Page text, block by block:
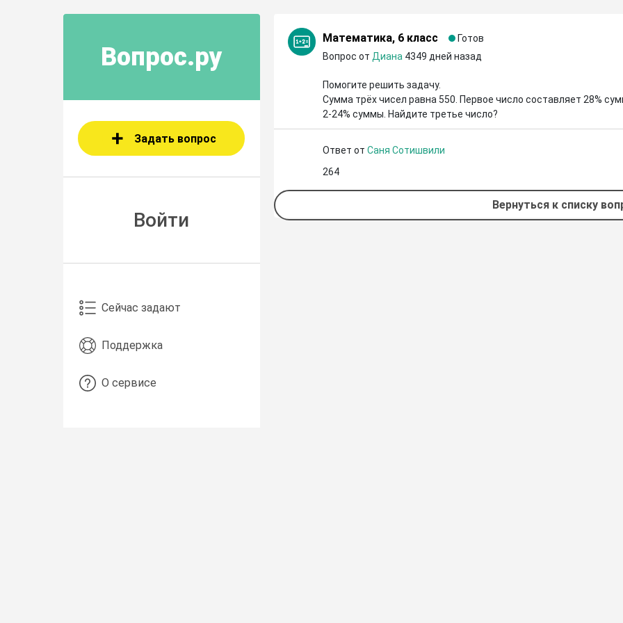
Вопрос.ру
Задать вопрос
Войти
Сейчас задают
Поддержка
О сервисе
Математика, 6 класс
Готов
Вопрос от Диана 4349 дней назад
Помогите решить задачу.
Сумма трёх чисел равна 550. Первое число составляет 28%
2-24% суммы. Найдите третье число?
Ответ от Саня Сотишвили
264
Вернуться к списку